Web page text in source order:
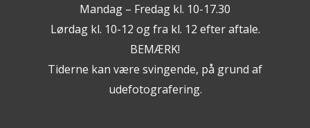
Mandag – Fredag kl. 10-17.30
Lørdag kl. 10-12 og fra kl. 12 efter aftale.
BEMÆRK!
Tiderne kan være svingende, på grund af
udefotografering.